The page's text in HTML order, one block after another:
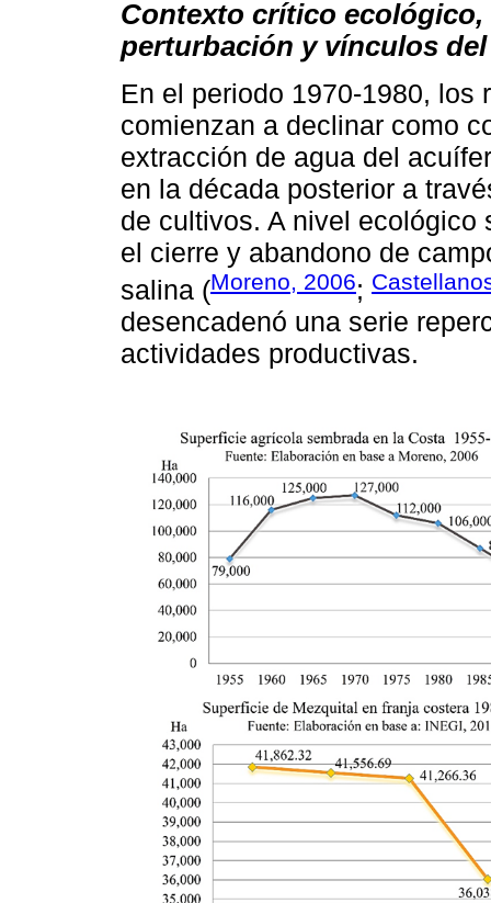
Contexto crítico ecológico,
perturbación y vínculos del
En el periodo 1970-1980, los
comienzan a declinar como
extracción de agua del
en la década posterior a
de cultivos. A nivel ecológico
el cierre y abandono de
salina (Moreno, 2006;
desencadenó una serie
actividades productivas.